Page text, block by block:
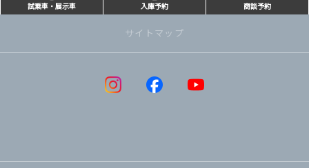
試乗車・展示車 入庫予約 商談予約
サイトマップ